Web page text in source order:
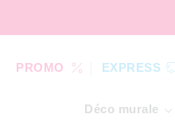
PROMO EXPRESS
Déco murale